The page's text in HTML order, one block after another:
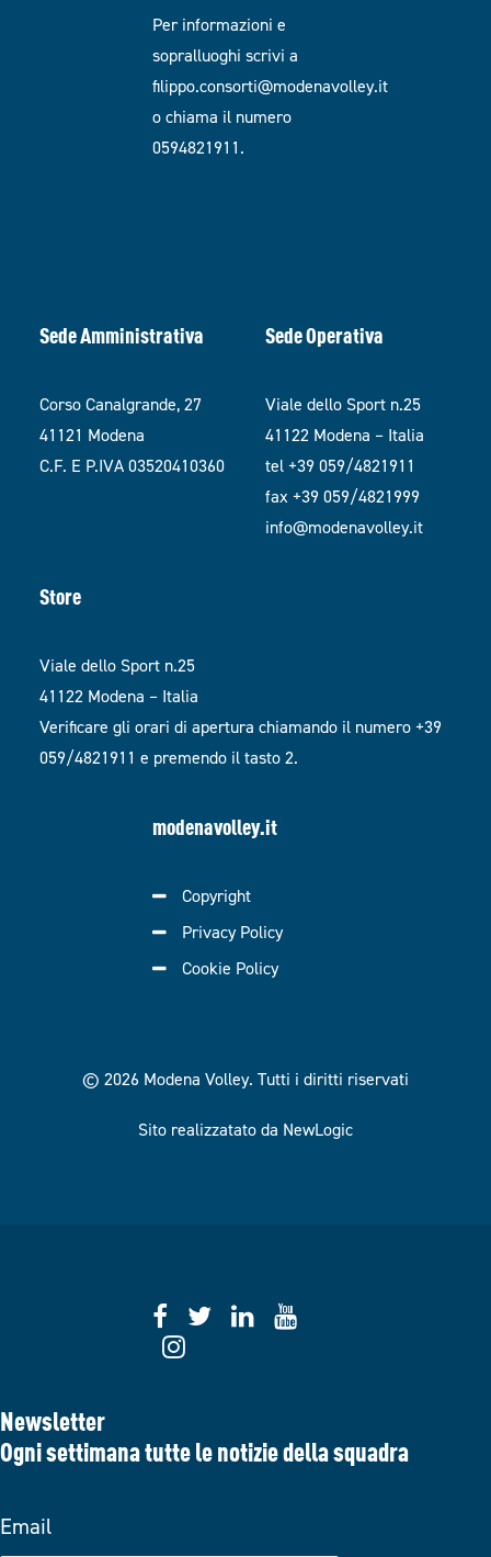
Per informazioni e
sopralluoghi scrivi a
filippo.consorti@modenavolley.it
o chiama il numero
0594821911.
Sede Amministrativa
Corso Canalgrande, 27
41121 Modena
C.F. E P.IVA 03520410360
Sede Operativa
Viale dello Sport n.25
41122 Modena – Italia
tel +39 059/4821911
fax +39 059/4821999
info@modenavolley.it
Store
Viale dello Sport n.25
41122 Modena – Italia
Verificare gli orari di apertura chiamando il numero +39
059/4821911 e premendo il tasto 2.
modenavolley.it
Copyright
Privacy Policy
Cookie Policy
© 2026 Modena Volley. Tutti i diritti riservati
Sito realizzatato da NewLogic
Newsletter
Ogni settimana tutte le notizie della squadra
Email